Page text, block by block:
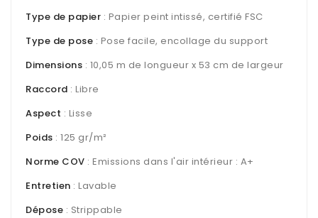
Type de papier : Papier peint intissé, certifié FSC
Type de pose : Pose facile, encollage du support
Dimensions : 10,05 m de longueur x 53 cm de largeur
Raccord : Libre
Aspect : Lisse
Poids : 125 gr/m²
Norme COV : Emissions dans l'air intérieur : A+
Entretien : Lavable
Dépose : Strippable